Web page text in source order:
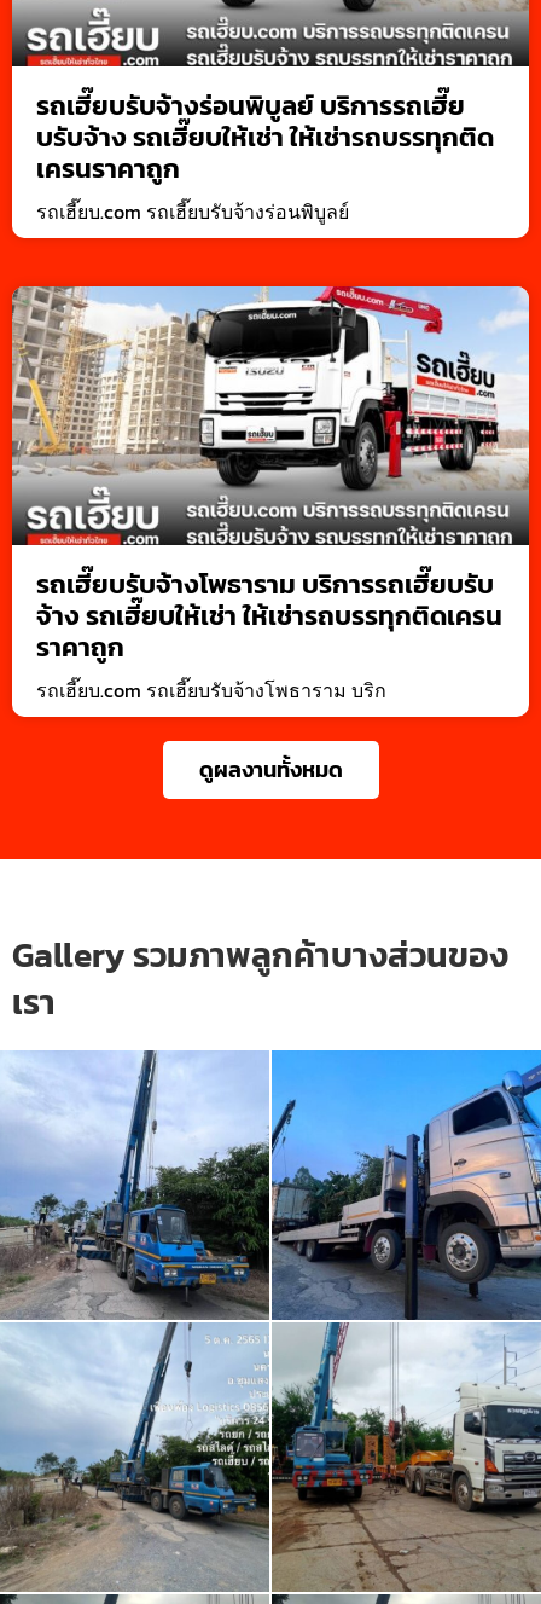
รถเฮี๊ยบรับจ้างร่อนพิบูลย์ บริการรถเฮี๊ย
บรับจ้าง รถเฮี๊ยบให้เช่า ให้เช่ารถบรรทุกติด
เครนราคาถูก
รถเฮี๊ยบ.com รถเฮี๊ยบรับจ้างร่อนพิบูลย์
รถเฮี๊ยบรับจ้างโพธาราม บริการรถเฮี๊ยบรับ
จ้าง รถเฮี๊ยบให้เช่า ให้เช่ารถบรรทุกติดเครน
ราคาถูก
รถเฮี๊ยบ.com รถเฮี๊ยบรับจ้างโพธาราม บริก
ดูผลงานทั้งหมด
Gallery รวมภาพลูกค้าบางส่วนของ
เรา